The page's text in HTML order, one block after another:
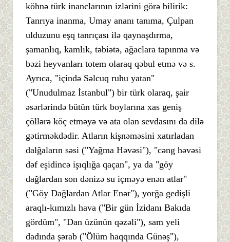
köhnə türk inanclarının izlərini görə bilirik:
Tanrıya inanma, Umay ananı tanıma, Çulpan
ulduzunu eşq tanrıçası ilə qaynaşdırma,
şamanlıq, kamlık, təbiətə, ağaclara tapınma və
bəzi heyvanları totem olaraq qəbul etmə və s.
Ayrıca, "içində Səlcuq ruhu yatan"
("Unudulmaz İstanbul") bir türk olaraq, şair
əsərlərində bütün türk boylarına xas geniş
çöllərə köç etməyə və ata olan sevdasını da dilə
gətirməkdədir. Atların kişnəməsini xatırladan
dalğaların səsi ("Yağma Həvəsi"), "cəng həvəsi
dəf eşidincə işıqlığa qaçan", ya da "göy
dağlardan son dənizə su içməyə enən atlar"
("Göy Dağlardan Atlar Enər"), yorğa gedişli
araqlı-kımızlı hava ("Bir gün İzidanı Bakıda
gördüm", "Dan üzünün qəzəli"), sam yeli
dadında şərab ("Ölüm haqqında Günəş"),